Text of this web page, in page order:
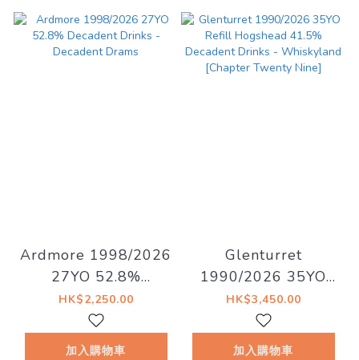
Ardmore 1998/2026
27YO 52.8%
Decadent Drinks -
Decadent Drams
HK$2,250.00
加入購物車
Glenturret
1990/2026 35YO
Refill Hogshead
41.5% Decadent
Drinks - Whiskyland
HK$3,450.00
加入購物車